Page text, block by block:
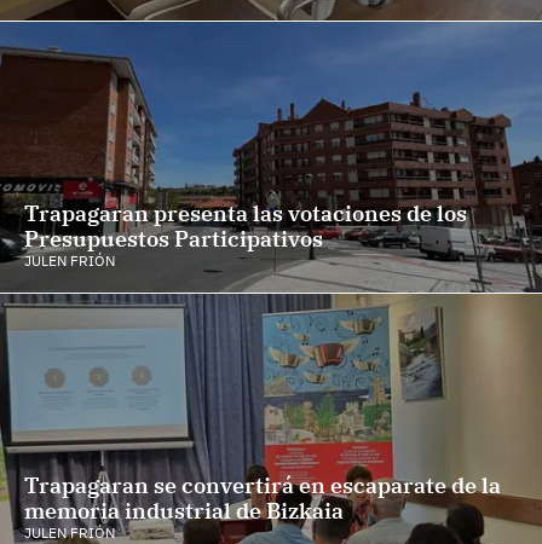
Trapagaran presenta las votaciones de los
Presupuestos Participativos
JULEN FRIÓN
Trapagaran se convertirá en escaparate de la
memoria industrial de Bizkaia
JULEN FRIÓN